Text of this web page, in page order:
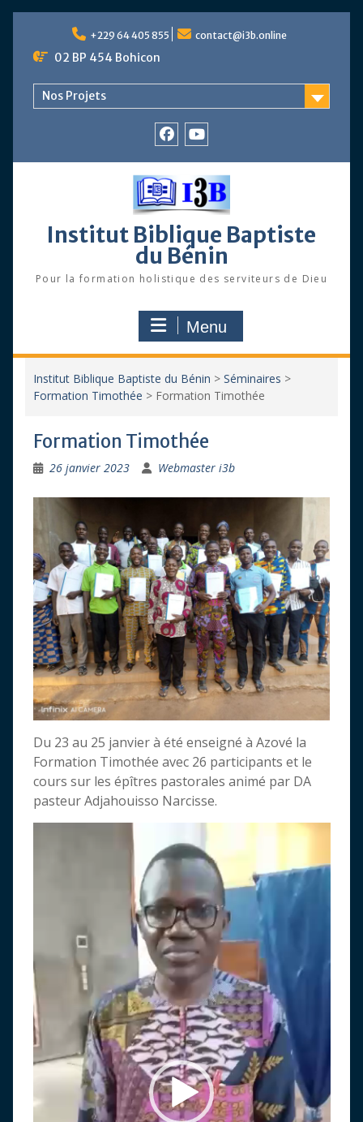
content
+229 64 405 855 contact@i3b.online
02 BP 454 Bohicon
Nos Projets
Youtube
Institut Biblique Baptiste
du Bénin
Pour la formation holistique des serviteurs de Dieu
Menu
Institut Biblique Baptiste du Bénin > Séminaires >
Formation Timothée > Formation Timothée
Formation Timothée
26 janvier 2023 Webmaster i3b
Du 23 au 25 janvier à été enseigné à Azové la
Formation Timothée avec 26 participants et le
cours sur les épîtres pastorales animé par DA
pasteur Adjahouisso Narcisse.